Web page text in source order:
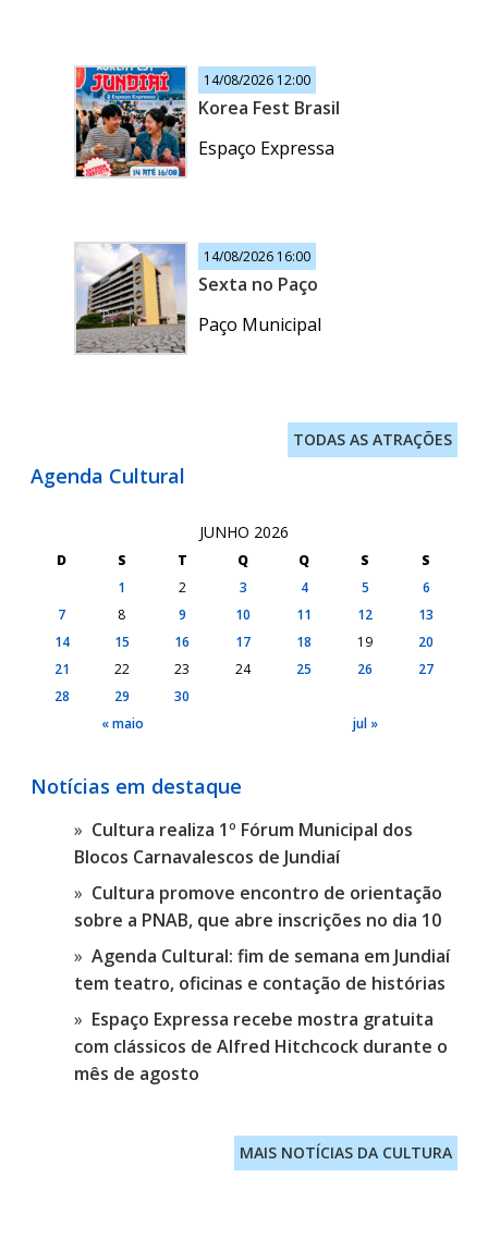
14/08/2026 12:00
Korea Fest Brasil
Espaço Expressa
14/08/2026 16:00
Sexta no Paço
Paço Municipal
TODAS AS ATRAÇÕES
Agenda Cultural
JUNHO 2026
D S T Q Q S
S
1
2 3 4 5
6
7
8 9 10 11 12
13
14
15 16 17 18 19
20
21
22 23 24 25 26
27
28
29
30
« maio
jul »
Notícias em destaque
Cultura realiza 1º Fórum Municipal dos
Blocos Carnavalescos de Jundiaí
Cultura promove encontro de orientação
sobre a PNAB, que abre inscrições no dia 10
Agenda Cultural: fim de semana em Jundiaí
tem teatro, oficinas e contação de histórias
Espaço Expressa recebe mostra gratuita
com clássicos de Alfred Hitchcock durante o
mês de agosto
MAIS NOTÍCIAS DA CULTURA